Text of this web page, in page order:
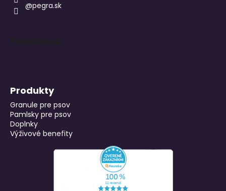
@pegra.sk
Produkty
Granule pre psov
Pamlsky pre psov
Doplnky
Výživové benefity